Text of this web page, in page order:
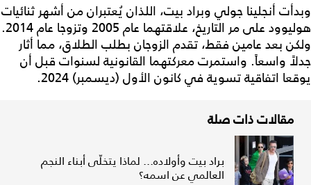
وبدأت أنجلينا جولي وبراد بيت، اللذان يُعتبران من أشهر ثنائيات
هوليوود على مر التاريخ، علاقتهما عام 2005 وتزوجا عام 2014.
ولكن بعد عامين فقط، تقدم الزوجان بطلب الطلاق، مما أثار
جدلاً واسعاً. واستمرت معركتهما القانونية لسنوات قبل أن
يوقعا اتفاقية تسوية في كانون الأول (ديسمبر) 2024.
مقالات ذات صلة
براد بيت وأولاده... لماذا يتخلّى أبناء النجم
العالمي عن اسمه؟